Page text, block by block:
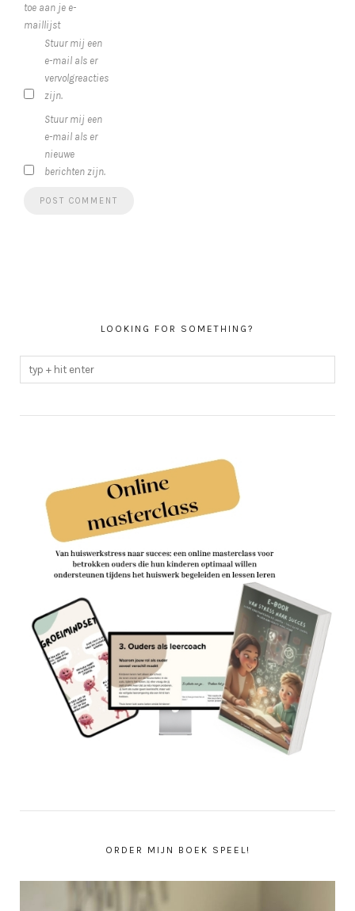
toe aan je e-
maillijst
Stuur mij een
e-mail als er
vervolgreacties
zijn.
Stuur mij een
e-mail als er
nieuwe
berichten zijn.
LOOKING FOR SOMETHING?
ORDER MIJN BOEK SPEEL!